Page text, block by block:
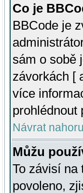
Co je
BBCode je
sám o sobě
závorkách [
více
prohlédnout
Návrat nahoru
Můžu
To závisí na
povoleno,